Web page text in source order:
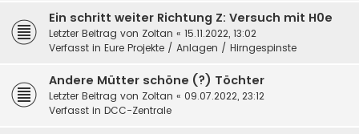
Ein schritt weiter Richtung Z: Versuch mit H0e
Letzter Beitrag von Zoltan « 15.11.2022, 13:02
Verfasst in Eure Projekte / Anlagen / Hirngespinste
Andere Mütter schöne (?) Töchter
Letzter Beitrag von Zoltan « 09.07.2022, 23:12
Verfasst in DCC-Zentrale